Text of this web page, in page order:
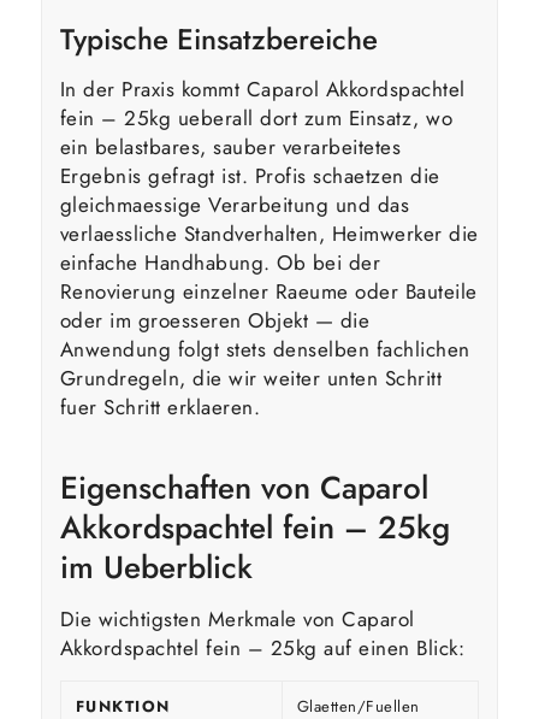
Typische Einsatzbereiche
In der Praxis kommt Caparol Akkordspachtel
fein – 25kg ueberall dort zum Einsatz, wo
ein belastbares, sauber verarbeitetes
Ergebnis gefragt ist. Profis schaetzen die
gleichmaessige Verarbeitung und das
verlaessliche Standverhalten, Heimwerker die
einfache Handhabung. Ob bei der
Renovierung einzelner Raeume oder Bauteile
oder im groesseren Objekt — die
Anwendung folgt stets denselben fachlichen
Grundregeln, die wir weiter unten Schritt
fuer Schritt erklaeren.
Eigenschaften von Caparol
Akkordspachtel fein – 25kg
im Ueberblick
Die wichtigsten Merkmale von Caparol
Akkordspachtel fein – 25kg auf einen Blick:
FUNKTION Glaetten/Fuellen